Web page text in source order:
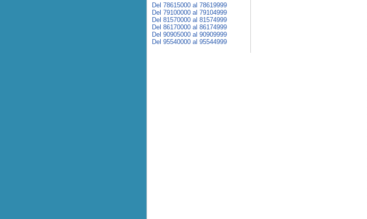
Del 78615000 al 78619999
Del 79100000 al 79104999
Del 81570000 al 81574999
Del 86170000 al 86174999
Del 90905000 al 90909999
Del 95540000 al 95544999